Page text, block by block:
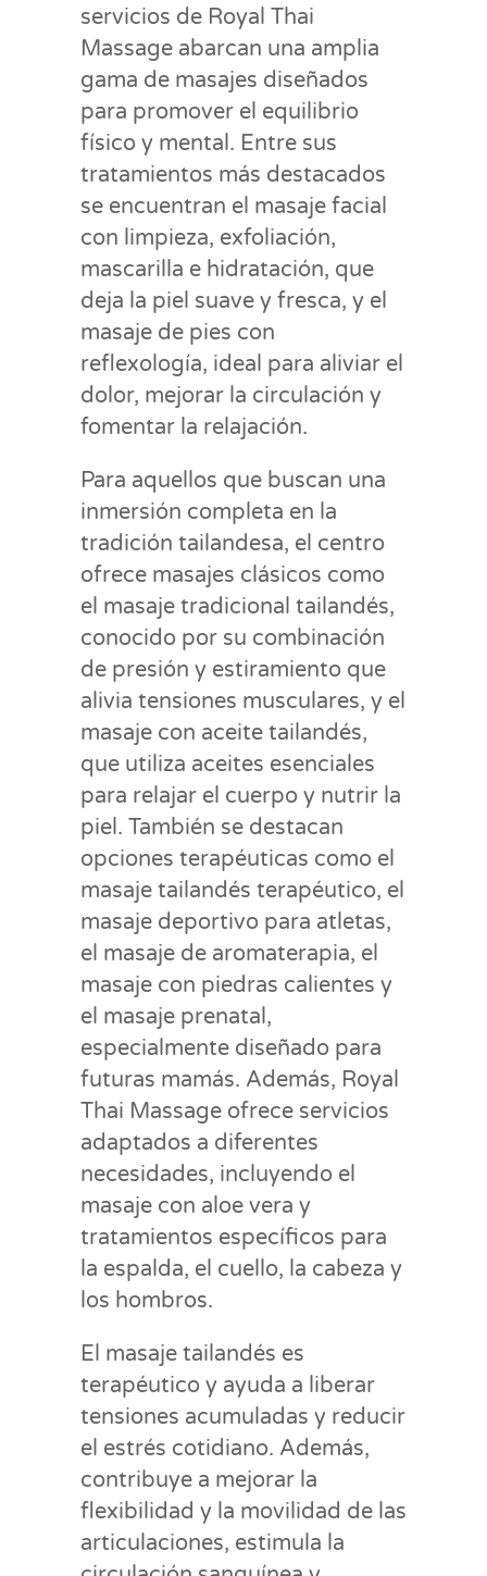
servicios de Royal Thai
Massage abarcan una amplia
gama de masajes diseñados
para promover el equilibrio
físico y mental. Entre sus
tratamientos más destacados
se encuentran el masaje facial
con limpieza, exfoliación,
mascarilla e hidratación, que
deja la piel suave y fresca, y el
masaje de pies con
reflexología, ideal para aliviar el
dolor, mejorar la circulación y
fomentar la relajación.
Para aquellos que buscan una
inmersión completa en la
tradición tailandesa, el centro
ofrece masajes clásicos como
el masaje tradicional tailandés,
conocido por su combinación
de presión y estiramiento que
alivia tensiones musculares, y el
masaje con aceite tailandés,
que utiliza aceites esenciales
para relajar el cuerpo y nutrir la
piel. También se destacan
opciones terapéuticas como el
masaje tailandés terapéutico, el
masaje deportivo para atletas,
el masaje de aromaterapia, el
masaje con piedras calientes y
el masaje prenatal,
especialmente diseñado para
futuras mamás. Además, Royal
Thai Massage ofrece servicios
adaptados a diferentes
necesidades, incluyendo el
masaje con aloe vera y
tratamientos específicos para
la espalda, el cuello, la cabeza y
los hombros.
El masaje tailandés es
terapéutico y ayuda a liberar
tensiones acumuladas y reducir
el estrés cotidiano. Además,
contribuye a mejorar la
flexibilidad y la movilidad de las
articulaciones, estimula la